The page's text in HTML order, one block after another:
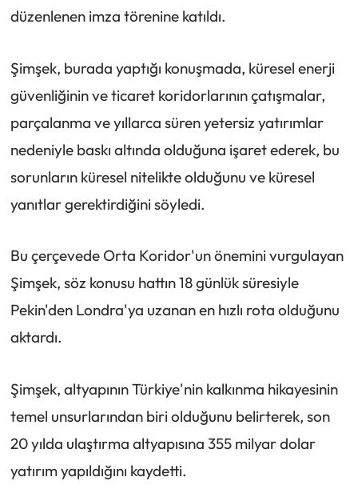
düzenlenen imza törenine katıldı.
Şimşek, burada yaptığı konuşmada, küresel enerji
güvenliğinin ve ticaret koridorlarının çatışmalar,
parçalanma ve yıllarca süren yetersiz yatırımlar
nedeniyle baskı altında olduğuna işaret ederek, bu
sorunların küresel nitelikte olduğunu ve küresel
yanıtlar gerektirdiğini söyledi.
Bu çerçevede Orta Koridor'un önemini vurgulayan
Şimşek, söz konusu hattın 18 günlük süresiyle
Pekin'den Londra'ya uzanan en hızlı rota olduğunu
aktardı.
Şimşek, altyapının Türkiye'nin kalkınma hikayesinin
temel unsurlarından biri olduğunu belirterek, son
20 yılda ulaştırma altyapısına 355 milyar dolar
yatırım yapıldığını kaydetti.